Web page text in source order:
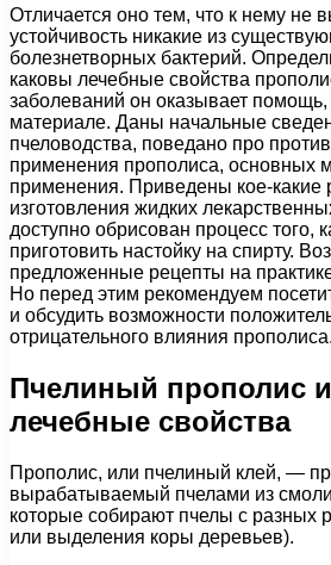
Отличается оно тем, что к нему не
устойчивость никакие из
болезнетворных бактерий.
каковы лечебные свойства
заболеваний он оказывает
материале. Даны начальные
пчеловодства, поведано про
применения прополиса, основных
применения. Приведены кое-какие
изготовления жидких
доступно обрисован процесс того,
приготовить настойку на спирту.
предложенные рецепты на
Но перед этим рекомендуем
и обсудить возможности
отрицательного влияния прополиса.
Пчелиный прополис и
лечебные свойства
Прополис, или пчелиный клей, —
вырабатываемый пчелами из
которые собирают пчелы с разных
или выделения коры деревьев).